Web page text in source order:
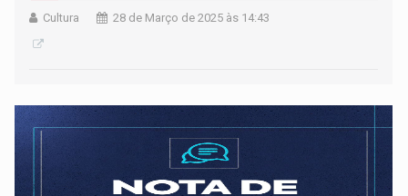
Cultura 28 de Março de 2025 às 14:43